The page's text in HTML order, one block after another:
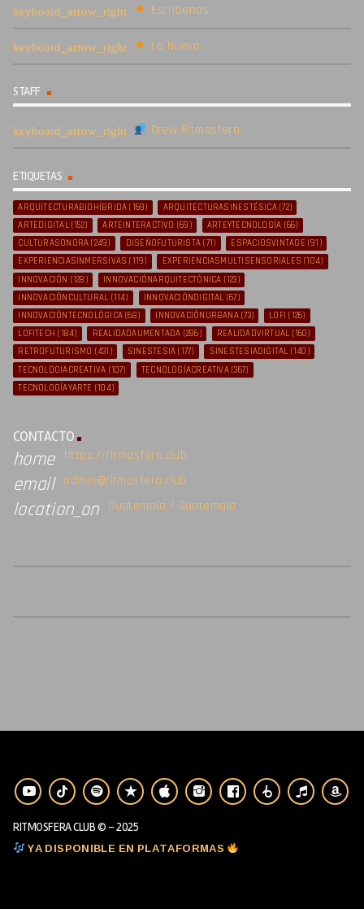
Escríbenos
Lo Nuevo
STAFF
Crew Ritmosfera
ETIQUETAS
ARQUITECTURABIOHÍBRIDA (169) ARQUITECTURASINESTÉSICA(72)
ARTEDIGITAL(152) ARTEINTERACTIVO (69) ARTEYTECNOLOGÍA (66)
CULTURASONORA (249) DISEÑOFUTURISTA (71) ESPACIOSVINTAGE (91)
EXPERIENCIASINMERSIVAS (119) EXPERIENCIASMULTISENSORIALES (104)
INNOVACIÓN (128) INNOVACIÓNARQUITECTÓNICA (123)
INNOVACIÓNCULTURAL (114) INNOVACIÓNDIGITAL (67)
INNOVACIÓNTECNOLÓGICA (68) INNOVACIÓNURBANA(73) LOFI (126)
LOFITECH (184) REALIDADAUMENTADA (286) REALIDADVIRTUAL (160)
RETROFUTURISMO (431) SINESTESIA (177) SINESTESIADIGITAL (140)
TECNOLOGIACREATIVA (107) TECNOLOGÍACREATIVA(367)
TECNOLOGÍAYARTE (104)
CONTACTO
home https://ritmosfera.club
email admin@ritmosfera.club
location_on Guatemala / Guatemala
RITMOSFERA CLUB © - 2025
YA DISPONIBLE EN PLATAFORMAS